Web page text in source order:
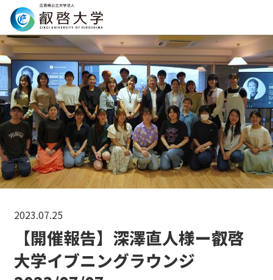
Search
2023.07.25
【開催報告】深澤直人様ー叡啓
大学イブニングラウンジ